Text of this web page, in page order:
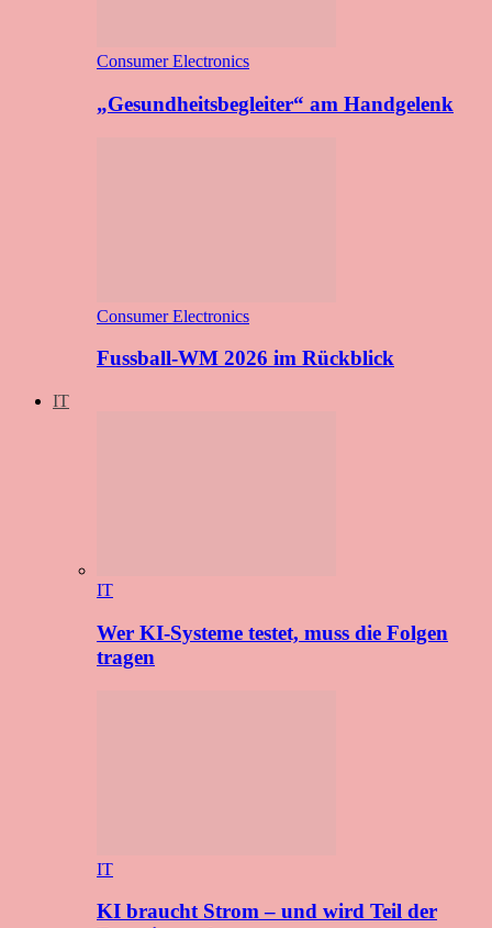
Consumer Electronics
„Gesundheitsbegleiter“ am Handgelenk
Consumer Electronics
Fussball-WM 2026 im Rückblick
IT
IT
Wer KI-Systeme testet, muss die Folgen
tragen
IT
KI braucht Strom – und wird Teil der